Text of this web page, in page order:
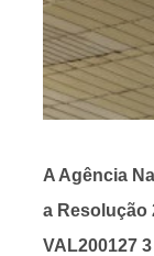
A Agência
a Resolução
VAL200127